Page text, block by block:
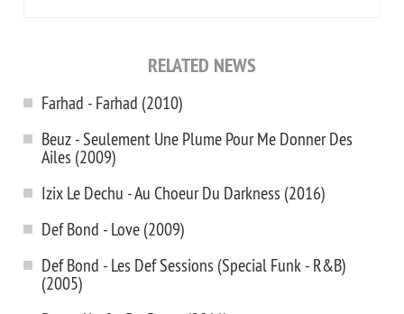
RELATED NEWS
Farhad - Farhad (2010)
Beuz - Seulement Une Plume Pour Me Donner Des
Ailes (2009)
Izix Le Dechu - Au Choeur Du Darkness (2016)
Def Bond - Love (2009)
Def Bond - Les Def Sessions (Special Funk - R&B)
(2005)